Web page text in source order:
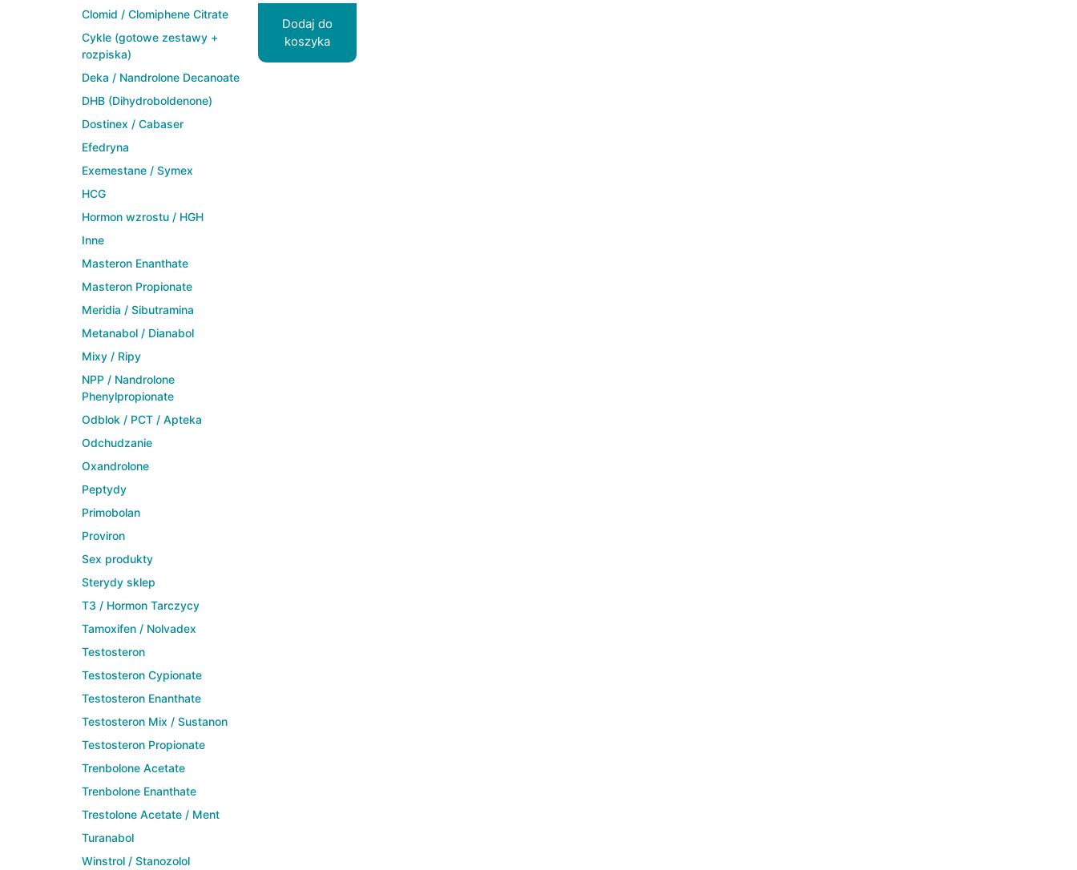
Dodaj do
koszyka
Clomid / Clomiphene Citrate
Cykle (gotowe zestawy +
rozpiska)
Deka / Nandrolone Decanoate
DHB (Dihydroboldenone)
Dostinex / Cabaser
Efedryna
Exemestane / Symex
HCG
Hormon wzrostu / HGH
Inne
Masteron Enanthate
Masteron Propionate
Meridia / Sibutramina
Metanabol / Dianabol
Mixy / Ripy
NPP / Nandrolone
Phenylpropionate
Odblok / PCT / Apteka
Odchudzanie
Oxandrolone
Peptydy
Primobolan
Proviron
Sex produkty
Sterydy sklep
T3 / Hormon Tarczycy
Tamoxifen / Nolvadex
Testosteron
Testosteron Cypionate
Testosteron Enanthate
Testosteron Mix / Sustanon
Testosteron Propionate
Trenbolone Acetate
Trenbolone Enanthate
Trestolone Acetate / Ment
Turanabol
Winstrol / Stanozolol